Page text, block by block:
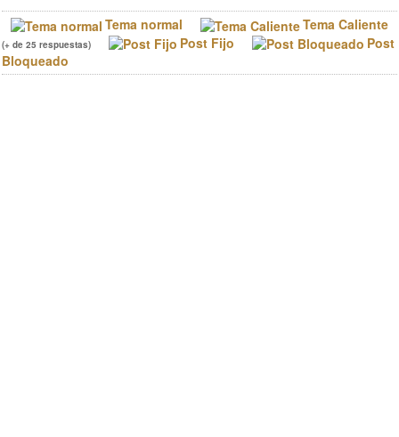
Tema normal Tema Caliente
(+ de 25 respuestas) Post Fijo
Post
Bloqueado